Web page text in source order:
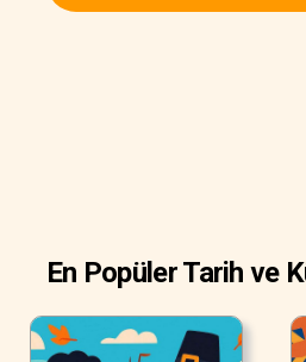
En Popüler Tarih ve